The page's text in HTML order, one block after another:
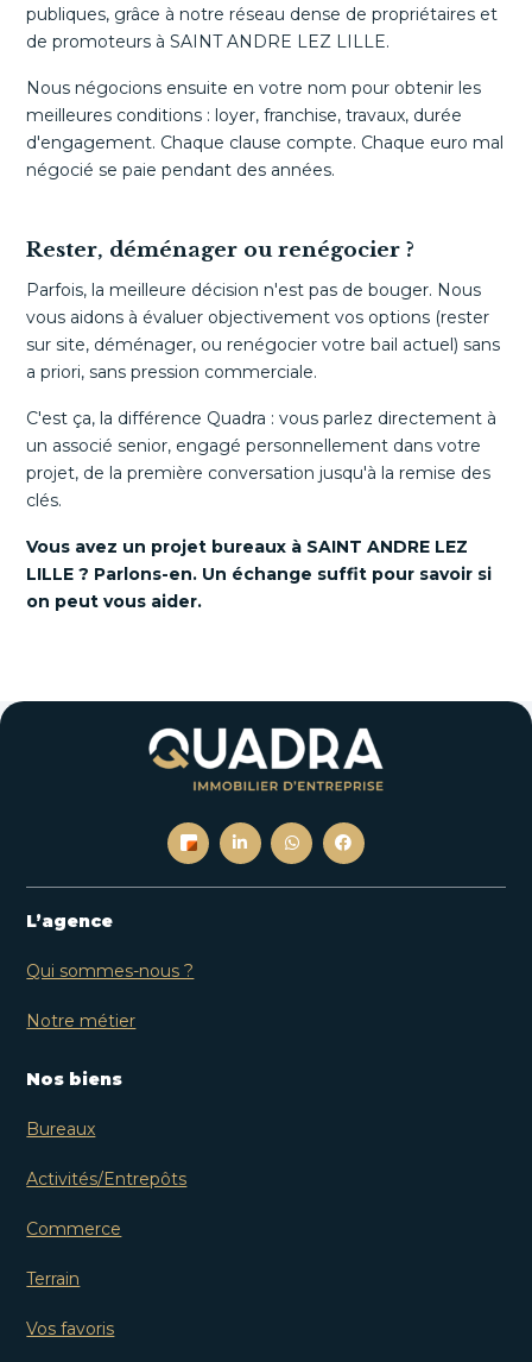
publiques, grâce à notre réseau dense de propriétaires et
de promoteurs à SAINT ANDRE LEZ LILLE.
Nous négocions ensuite en votre nom pour obtenir les
meilleures conditions : loyer, franchise, travaux, durée
d'engagement. Chaque clause compte. Chaque euro mal
négocié se paie pendant des années.
Rester, déménager ou renégocier ?
Parfois, la meilleure décision n'est pas de bouger. Nous
vous aidons à évaluer objectivement vos options (rester
sur site, déménager, ou renégocier votre bail actuel) sans
a priori, sans pression commerciale.
C'est ça, la différence Quadra : vous parlez directement à
un associé senior, engagé personnellement dans votre
projet, de la première conversation jusqu'à la remise des
clés.
Vous avez un projet bureaux à SAINT ANDRE LEZ
LILLE ? Parlons-en. Un échange suffit pour savoir si
on peut vous aider.
L’agence
Qui sommes-nous ?
Notre métier
Nos biens
Bureaux
Activités/Entrepôts
Commerce
Terrain
Vos favoris